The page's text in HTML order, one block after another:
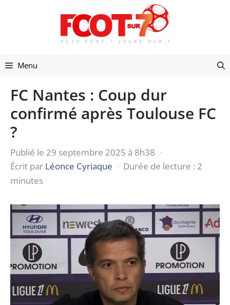
Menu
FC Nantes : Coup dur
confirmé après Toulouse FC
?
Publié le 29 septembre 2025 à 8h38 ·
Écrit par Léonce Cyriaque · Durée de lecture : 2
minutes